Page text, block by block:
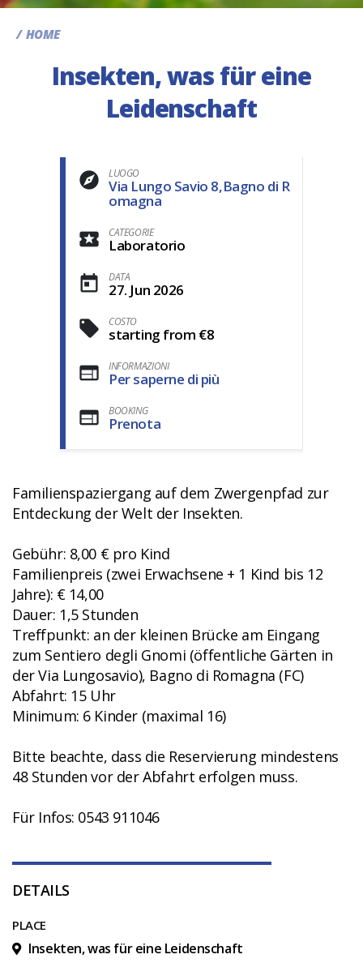
HOME
Insekten, was für eine
Leidenschaft
LUOGO
Via Lungo Savio 8,Bagno di R
omagna
CATEGORIE
Laboratorio
DATA
27. Jun 2026
COSTO
starting from €8
INFORMAZIONI
Per saperne di più
BOOKING
Prenota
Familienspaziergang auf dem Zwergenpfad zur
Entdeckung der Welt der Insekten.
Gebühr: 8,00 € pro Kind
Familienpreis (zwei Erwachsene + 1 Kind bis 12
Jahre): € 14,00
Dauer: 1,5 Stunden
Treffpunkt: an der kleinen Brücke am Eingang
zum Sentiero degli Gnomi (öffentliche Gärten in
der Via Lungosavio), Bagno di Romagna (FC)
Abfahrt: 15 Uhr
Minimum: 6 Kinder (maximal 16)
Bitte beachte, dass die Reservierung mindestens
48 Stunden vor der Abfahrt erfolgen muss.
Für Infos: 0543 911046
DETAILS
PLACE
Insekten, was für eine Leidenschaft